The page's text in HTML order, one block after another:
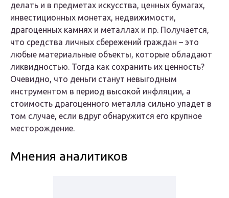
делать и в предметах искусства, ценных бумагах,
инвестиционных монетах, недвижимости,
драгоценных камнях и металлах и пр. Получается,
что средства личных сбережений граждан – это
любые материальные объекты, которые обладают
ликвидностью. Тогда как сохранить их ценность?
Очевидно, что деньги станут невыгодным
инструментом в период высокой инфляции, а
стоимость драгоценного металла сильно упадет в
том случае, если вдруг обнаружится его крупное
месторождение.
Мнения аналитиков